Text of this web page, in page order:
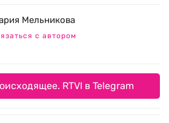
Мельникова
с автором
RTVI в Telegram